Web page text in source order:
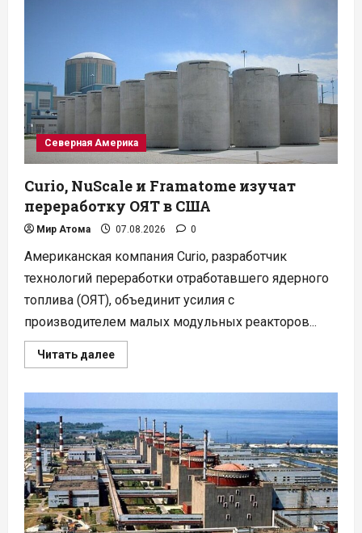
MOX-
топлива
Северная Америка
Curio, NuScale и Framatome изучат
переработку ОЯТ в США
Мир Атома 07.08.2026 0
Американская компания Curio, разработчик
технологий переработки отработавшего ядерного
топлива (ОЯТ), объединит усилия с
производителем малых модульных реакторов...
Читать далееПрочитать
больше
и
Framatome
изучат
переработку
ОЯТ
в
США